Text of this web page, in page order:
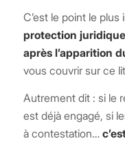
C’est le point le
protection
après l’apparition
vous couvrir sur ce
Autrement dit : si le
est déjà engagé, si
à contestation…